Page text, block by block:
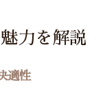
力を解説
適性